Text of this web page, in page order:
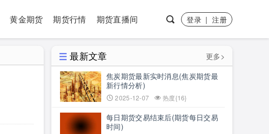
黄金期货 期货行情 期货直播间 登录|注册
最新文章
更多>
焦炭期货最新实时消息(焦炭期货最
新行情分析)
2025-12-07 热度{16}
每日期货交易结束后(期货每日交易
时间)